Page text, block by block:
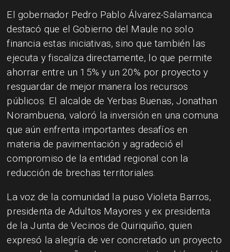
El gobernador Pedro Pablo Álvarez-Salamanca
destacó que el Gobierno del Maule no solo
financia estas iniciativas, sino que también las
ejecuta y fiscaliza directamente, lo que permite
ahorrar entre un 15% y un 20% por proyecto y
resguardar de mejor manera los recursos
públicos. El alcalde de Yerbas Buenas, Jonathan
Norambuena, valoró la inversión en una comuna
que aún enfrenta importantes desafíos en
materia de pavimentación y agradeció el
compromiso de la entidad regional con la
reducción de brechas territoriales.
La voz de la comunidad la puso Violeta Barros,
presidenta de Adultos Mayores y ex presidenta
de la Junta de Vecinos de Quiriquiño, quien
expresó la alegría de ver concretado un proyecto